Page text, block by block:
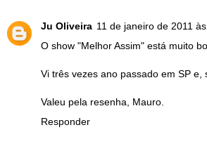
Ju Oliveira 11 de janeiro de 2011
O show "Melhor Assim" está muito
Vi três vezes ano passado em SP e,
Valeu pela resenha, Mauro.
Responder